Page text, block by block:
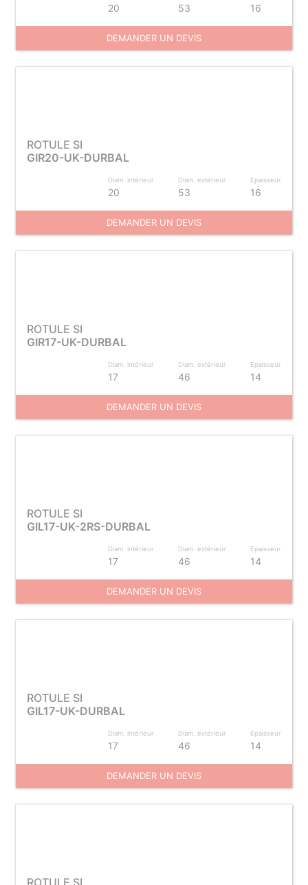
20 53 16
DEMANDER UN DEVIS
ROTULE SI
GIR20-UK-DURBAL
Diam. intérieur
20
Diam. extérieur
53
Epaisseur
16
DEMANDER UN DEVIS
ROTULE SI
GIR17-UK-DURBAL
Diam. intérieur
17
Diam. extérieur
46
Epaisseur
14
DEMANDER UN DEVIS
ROTULE SI
GIL17-UK-2RS-DURBAL
Diam. intérieur
17
Diam. extérieur
46
Epaisseur
14
DEMANDER UN DEVIS
ROTULE SI
GIL17-UK-DURBAL
Diam. intérieur
17
Diam. extérieur
46
Epaisseur
14
DEMANDER UN DEVIS
ROTULE SI